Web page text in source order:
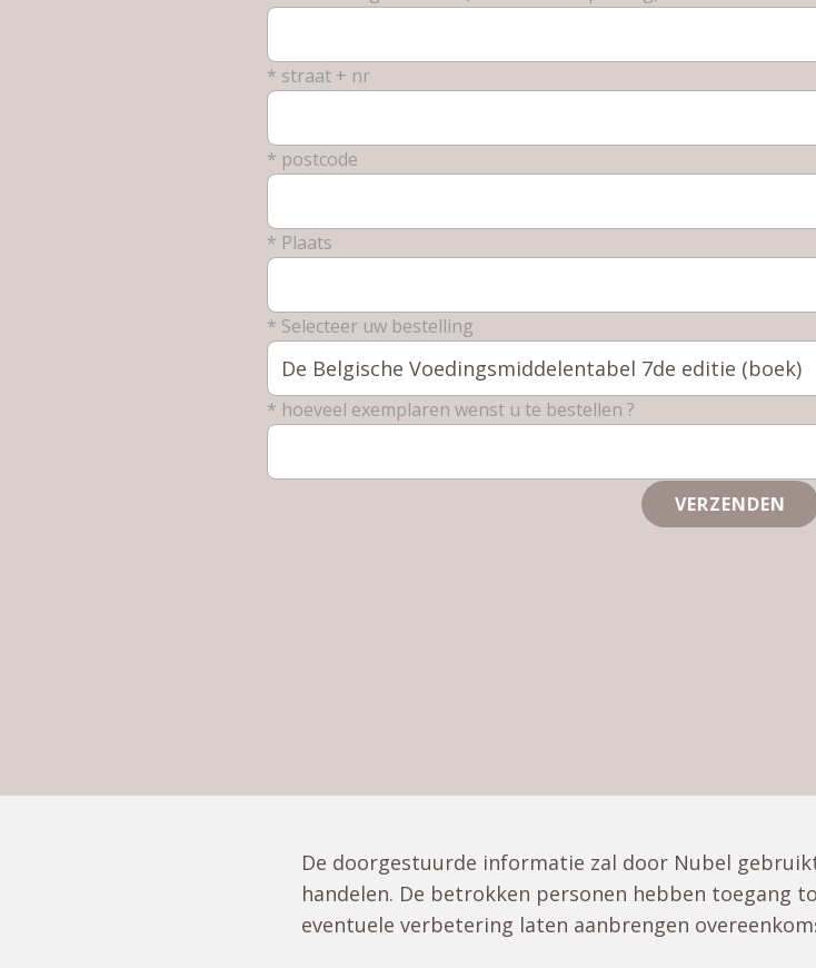
* straat + nr
* postcode
* Plaats
* Selecteer uw bestelling
* hoeveel exemplaren wenst u te bestellen ?
VERZENDEN
De doorgestuurde informatie zal door Nubel
handelen. De betrokken personen hebben toegang
eventuele verbetering laten aanbrengen